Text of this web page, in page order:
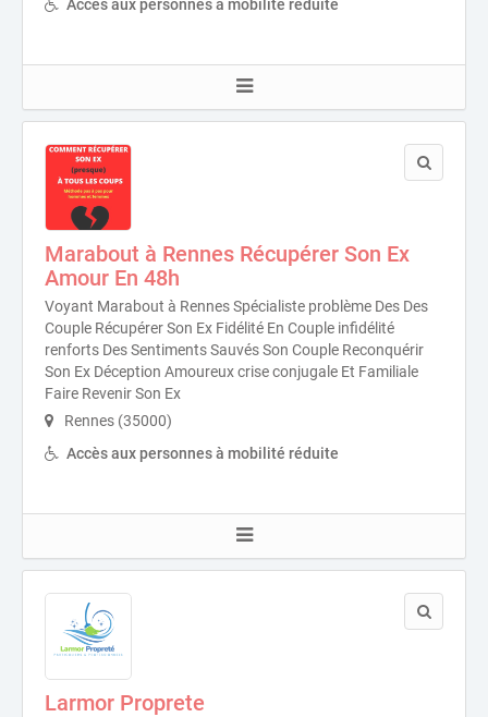
Accès aux personnes à mobilité réduite
Marabout à Rennes Récupérer Son Ex
Amour En 48h
Voyant Marabout à Rennes Spécialiste problème Des Des
Couple Récupérer Son Ex Fidélité En Couple infidélité
renforts Des Sentiments Sauvés Son Couple Reconquérir
Son Ex Déception Amoureux crise conjugale Et Familiale
Faire Revenir Son Ex
Rennes (35000)
Accès aux personnes à mobilité réduite
Larmor Proprete